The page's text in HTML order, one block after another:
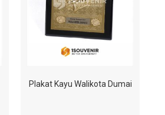
Plakat Kayu Walikota Dumai